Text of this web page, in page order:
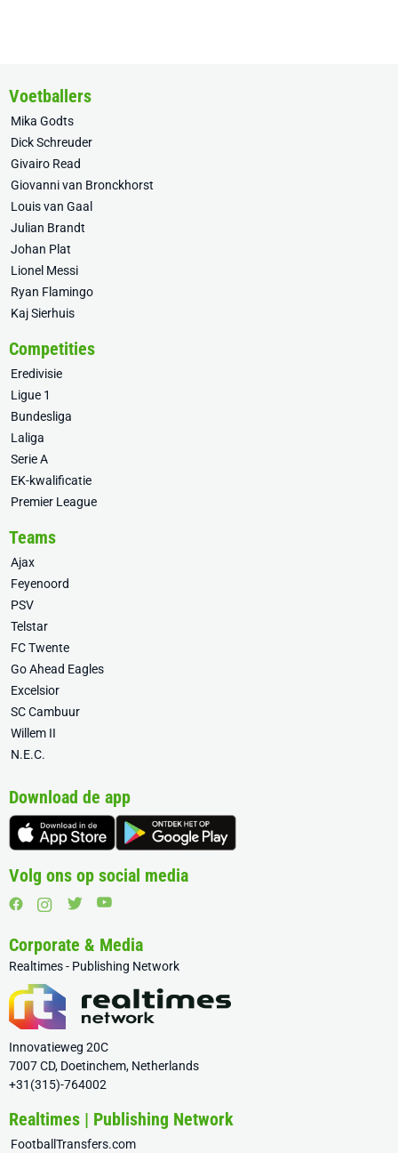
Voetballers
Mika Godts
Dick Schreuder
Givairo Read
Giovanni van Bronckhorst
Louis van Gaal
Julian Brandt
Johan Plat
Lionel Messi
Ryan Flamingo
Kaj Sierhuis
Competities
Eredivisie
Ligue 1
Bundesliga
Laliga
Serie A
EK-kwalificatie
Premier League
Teams
Ajax
Feyenoord
PSV
Telstar
FC Twente
Go Ahead Eagles
Excelsior
SC Cambuur
Willem II
N.E.C.
Download de app
Volg ons op social media
Corporate & Media
Realtimes - Publishing Network
Innovatieweg 20C
7007 CD, Doetinchem, Netherlands
+31(315)-764002
Realtimes | Publishing Network
FootballTransfers.com